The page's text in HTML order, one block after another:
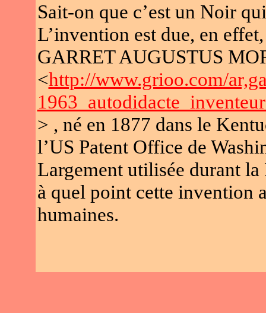
Sait-on que c’est un Noir
L’invention est due, en
GARRET AUGUSTUS
<http://www.grioo.com/
> , né en 1877 dans le
l’US Patent Office de
Largement utilisée durant
à quel point cette invention
humaines.